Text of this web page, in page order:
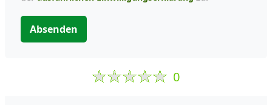
Absenden
0